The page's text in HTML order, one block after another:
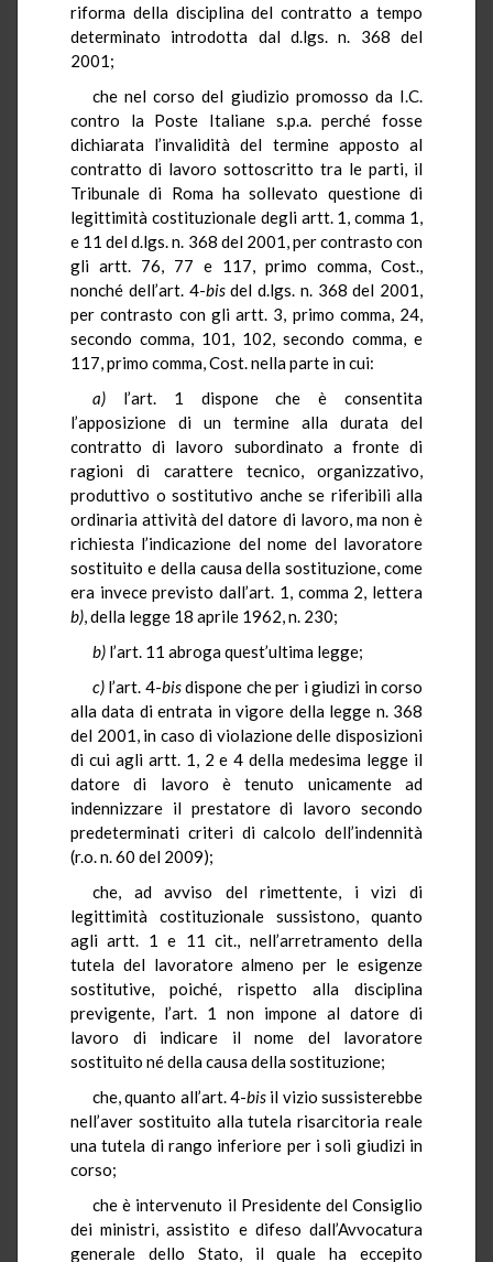
riforma della disciplina del contratto a tempo
determinato introdotta dal d.lgs. n. 368 del
2001;
che nel corso del giudizio promosso da I.C.
contro la Poste Italiane s.p.a. perché fosse
dichiarata l’invalidità del termine apposto al
contratto di lavoro sottoscritto tra le parti, il
Tribunale di Roma ha sollevato questione di
legittimità costituzionale degli artt. 1, comma 1,
e 11 del d.lgs. n. 368 del 2001, per contrasto con
gli artt. 76, 77 e 117, primo comma, Cost.,
nonché dell’art. 4-bisdel d.lgs. n. 368 del 2001,
per contrasto con gli artt. 3, primo comma, 24,
secondo comma, 101, 102, secondo comma, e
117, primo comma, Cost. nella parte in cui:
a) l’art. 1 dispone che è consentita
l’apposizione di un termine alla durata del
contratto di lavoro subordinato a fronte di
ragioni di carattere tecnico, organizzativo,
produttivo o sostitutivo anche se riferibili alla
ordinaria attività del datore di lavoro, ma non è
richiesta l’indicazione del nome del lavoratore
sostituito e della causa della sostituzione, come
era invece previsto dall’art. 1, comma 2, lettera
b), della legge 18 aprile 1962, n. 230;
b) l’art. 11 abroga quest’ultima legge;
c) l’art. 4-bisdispone che per i giudizi in corso
alla data di entrata in vigore della legge n. 368
del 2001, in caso di violazione delle disposizioni
di cui agli artt. 1, 2 e 4 della medesima legge il
datore di lavoro è tenuto unicamente ad
indennizzare il prestatore di lavoro secondo
predeterminati criteri di calcolo dell’indennità
(r.o. n. 60 del 2009);
che, ad avviso del rimettente, i vizi di
legittimità costituzionale sussistono, quanto
agli artt. 1 e 11 cit., nell’arretramento della
tutela del lavoratore almeno per le esigenze
sostitutive, poiché, rispetto alla disciplina
previgente, l’art. 1 non impone al datore di
lavoro di indicare il nome del lavoratore
sostituito né della causa della sostituzione;
che, quanto all’art. 4-bis il vizio sussisterebbe
nell’aver sostituito alla tutela risarcitoria reale
una tutela di rango inferiore per i soli giudizi in
corso;
che è intervenuto il Presidente del Consiglio
dei ministri, assistito e difeso dall’Avvocatura
generale dello Stato, il quale ha eccepito